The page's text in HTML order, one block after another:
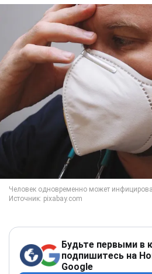
Будьте первыми в
подпишитесь на
Google